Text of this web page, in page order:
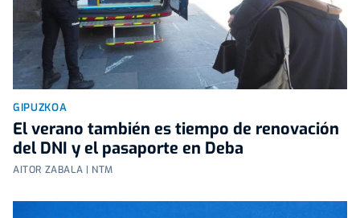
GIPUZKOA
El verano también es tiempo de renovación
del DNI y el pasaporte en Deba
AITOR ZABALA | NTM